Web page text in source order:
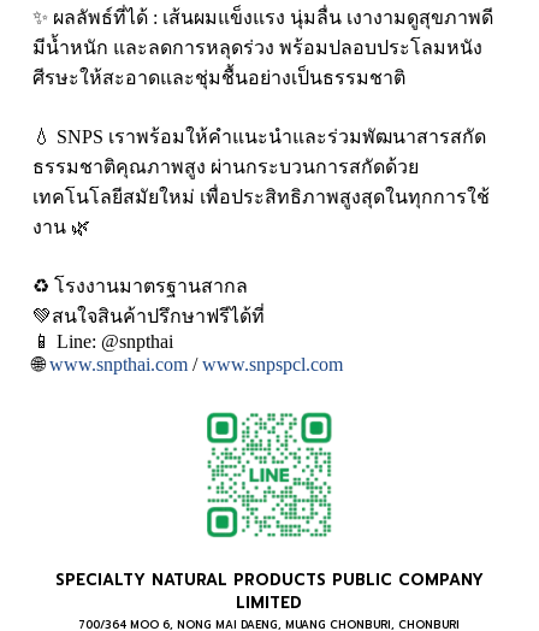
✨ ผลลัพธ์ที่ได้ : เส้นผมแข็งแรง นุ่มลื่น เงางามดูสุขภาพดี
มีน้ำหนัก และลดการหลุดร่วง พร้อมปลอบประโลมหนัง
ศีรษะให้สะอาดและชุ่มชื้นอย่างเป็นธรรมชาติ
💧 SNPS เราพร้อมให้คำแนะนำและร่วมพัฒนาสารสกัด
ธรรมชาติคุณภาพสูง ผ่านกระบวนการสกัดด้วย
เทคโนโลยีสมัยใหม่ เพื่อประสิทธิภาพสูงสุดในทุกการใช้
งาน 🌿
♻️ โรงงานมาตรฐานสากล
💚สนใจสินค้าปรึกษาฟรีได้ที่
📱 Line: @snpthai
🌐www.snpthai.com /www.snpspcl.com
SPECIALTY NATURAL PRODUCTS PUBLIC COMPANY
LIMITED
700/364 MOO 6, NONG MAI DAENG, MUANG CHONBURI, CHONBURI